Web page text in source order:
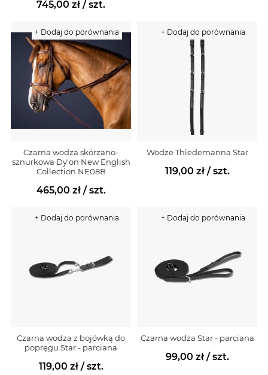
745,00 zł / szt.
Czarna wodza skórzano-
sznurkowa Dy'on New English
Collection NE08B
465,00 zł/ szt.
+ Dodaj do porównania
Wodze Thiedemanna Star
119,00 zł/ szt.
+ Dodaj do porównania
Czarna wodza z bojówką do
popręgu Star - parciana
119,00 zł/ szt.
+ Dodaj do porównania
Czarna wodza Star - parciana
99,00 zł/ szt.
+ Dodaj do porównania